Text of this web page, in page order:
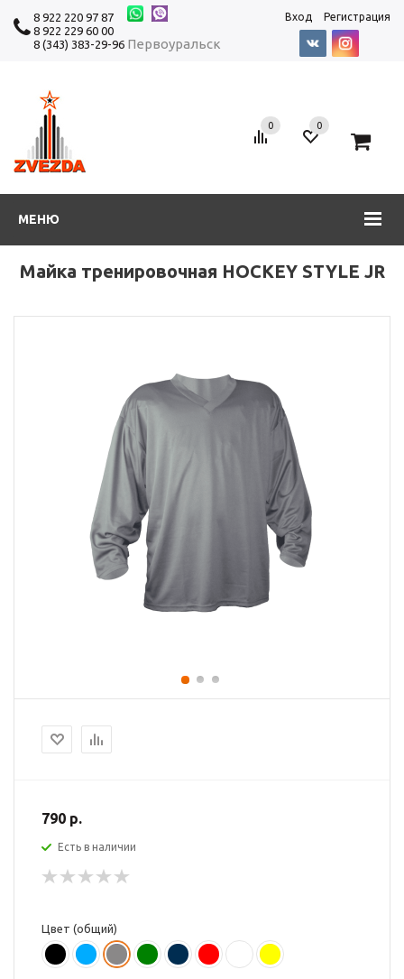
8 922 220 97 87
8 922 229 60 00
8 (343) 383-29-96 Первоуральск
Вход Регистрация
МЕНЮ
0 0
Майка тренировочная HOCKEY STYLE JR
790 р.
Есть в наличии
Цвет (общий)